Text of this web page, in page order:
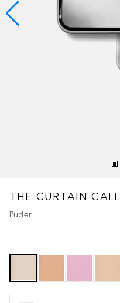
THE CURTAIN CALL
Puder